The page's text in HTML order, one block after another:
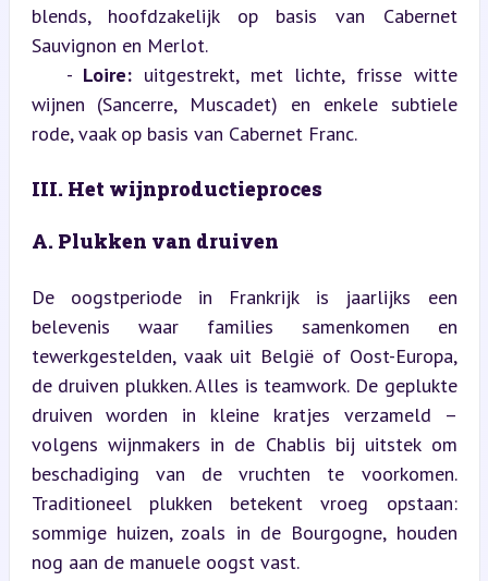
blends, hoofdzakelijk op basis van Cabernet
Sauvignon en Merlot.
   -
Loire: uitgestrekt, met lichte, frisse witte
wijnen (Sancerre, Muscadet) en enkele subtiele
rode, vaak op basis van Cabernet Franc.
III. Het wijnproductieproces
A. Plukken van druiven
De oogstperiode in Frankrijk is jaarlijks een
belevenis waar families samenkomen en
tewerkgestelden, vaak uit België of Oost-Europa,
de druiven plukken. Alles is teamwork. De geplukte
druiven worden in kleine kratjes verzameld –
volgens wijnmakers in de Chablis bij uitstek om
beschadiging van de vruchten te voorkomen.
Traditioneel plukken betekent vroeg opstaan:
sommige huizen, zoals in de Bourgogne, houden
nog aan de manuele oogst vast.